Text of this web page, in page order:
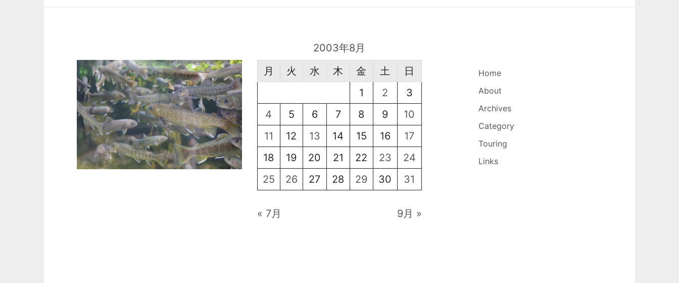
2003年8月
月
火 水 木 金 土
日
1
2
3
4
5 6 7 8 9
10
11
12 13 14 15 16
17
18
19 20 21 22 23
24
25
26 27 28 29 30 31
« 7月 9月 »
Home
About
Archives
Category
Touring
Links